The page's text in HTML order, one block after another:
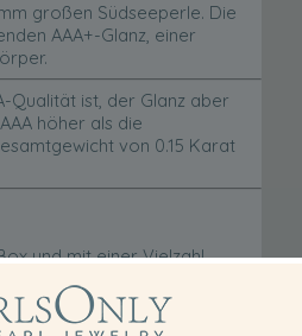
großen Südseeperle. Die
AAA+-Glanz, einer
Qualität ist, der Glanz aber
höher als die
von 0.15 Karat
und mit einer Vielzahl
unvergessen bleibt.